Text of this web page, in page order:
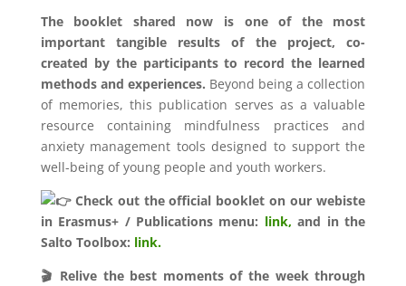
The booklet shared now is one of the most
important tangible results of the project, co-
created by the participants to record the learned
methods and experiences. Beyond being a collection
of memories, this publication serves as a valuable
resource containing mindfulness practices and
anxiety management tools designed to support the
well-being of young people and youth workers.
Check out the official booklet on our webiste
in Erasmus+ / Publications menu: link, and in the
Salto Toolbox: link.
🎬 Relive the best moments of the week through